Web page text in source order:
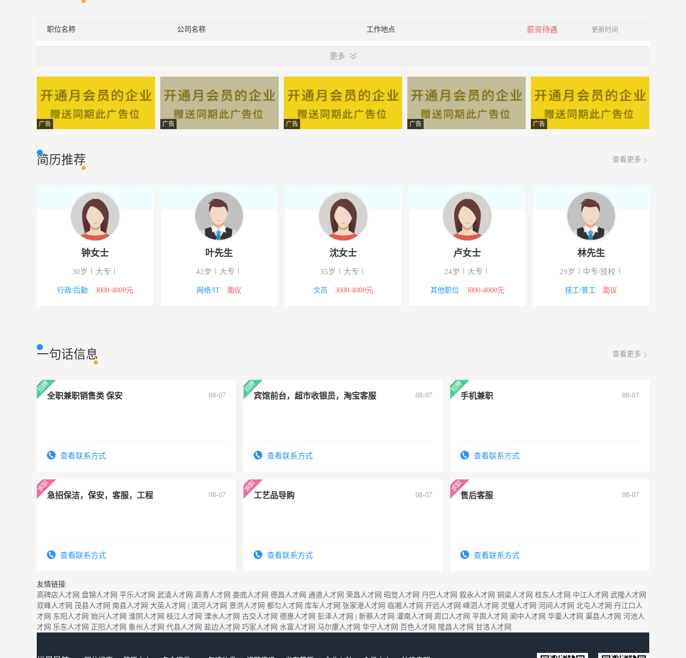
职位名称 公司名称 工作地点 薪资待遇 更新时间
更多
广告 广告 广告 广告 广告
简历推荐 查看更多
沈女士
35岁 大专
文员 3000-4000元
卢女士
24岁 大专
其他职位 3000-4000元
林先生
29岁 中专/技校
技工/普工 面议
钟女士
30岁 大专
行政/后勤 3000-4000元
叶先生
42岁 大专
网络/IT 面议
一句话信息 查看更多
全职兼职销售类 保安 08-07
查看联系方式
宾馆前台，超市收银员，淘宝客服 08-07
查看联系方式
手机兼职 08-07
查看联系方式
急招保洁，保安，客服，工程 08-07
查看联系方式
工艺品导购 08-07
查看联系方式
售后客服 08-07
查看联系方式
友情链接:
高碑店人才网 盘锦人才网 平乐人才网 武清人才网 高青人才网 娄底人才网 德昌人才网 通道人才网 荣昌人才网 昭觉人才网 丹巴人才网 叙永人才网 铜梁人才网 桂东人才网 中江人才网 武隆人才网
双峰人才网 茂县人才网 南县人才网 大英人才网 清河人才网 景洪人才网 都匀人才网 库车人才网 张家港人才网 临湘人才网 开远人才网 嵊泗人才网 灵璧人才网 河间人才网 北屯人才网 丹江口人
才网 东阳人才网 始兴人才网 淮阴人才网 枝江人才网 溧水人才网 古交人才网 德惠人才网 彭泽人才网 新蔡人才网 灌南人才网 周口人才网 平舆人才网 阆中人才网 华蓥人才网 渠县人才网 河池人
才网 乐东人才网 正阳人才网 象州人才网 代县人才网 盐边人才网 巧家人才网 水富人才网 马尔康人才网 华宁人才网 百色人才网 隆昌人才网 甘洛人才网